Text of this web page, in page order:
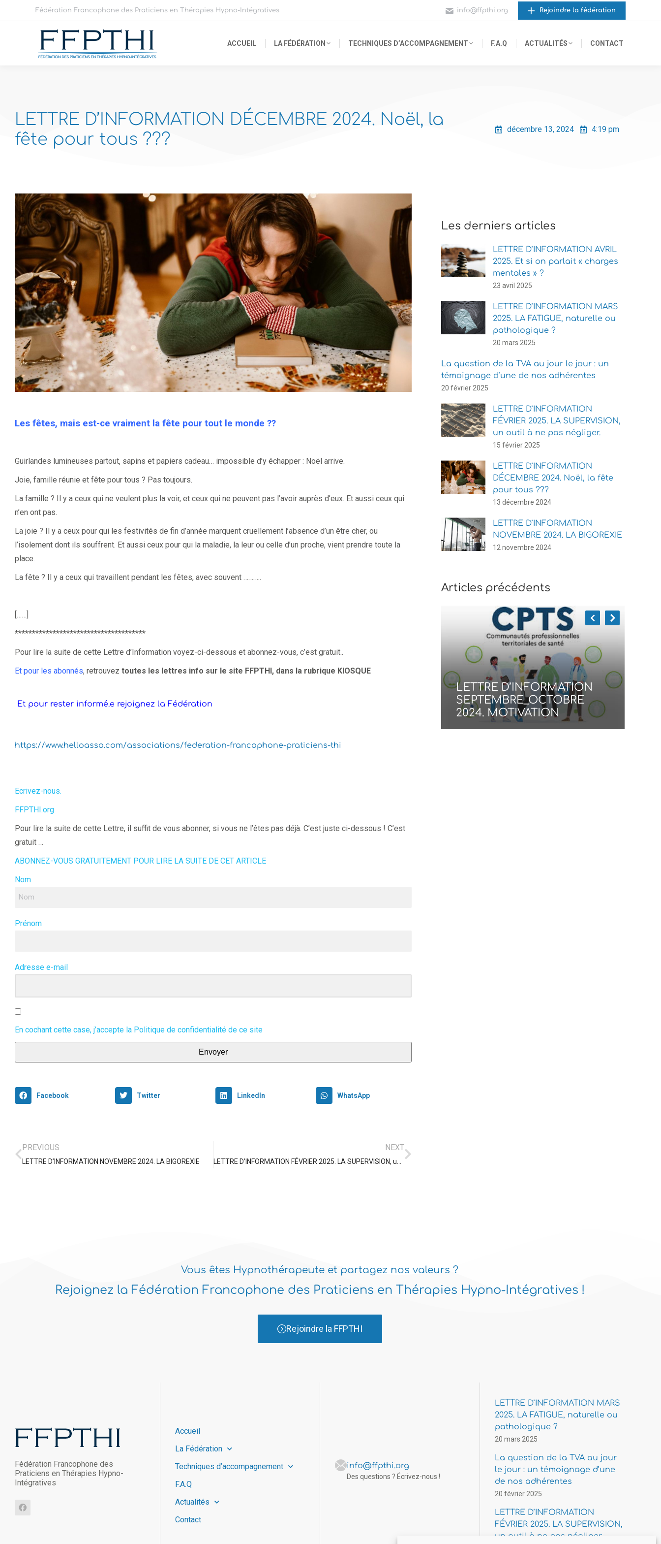
Fédération Francophone des Praticiens en Thérapies Hypno-Intégratives info@ffpthi.org Rejoindre la fédération
ACCUEIL LA FÉDÉRATION TECHNIQUES D’ACCOMPAGNEMENT F.A.Q ACTUALITÉS CONTACT
LETTRE D’INFORMATION DÉCEMBRE 2024. Noël, la
fête pour tous ???
décembre 13, 2024 4:19 pm
Les fêtes, mais est-ce vraiment la fête pour tout le monde ??
Guirlandes lumineuses partout, sapins et papiers cadeau… impossible d’y échapper : Noël arrive.
Joie, famille réunie et fête pour tous ? Pas toujours.
La famille ? Il y a ceux qui ne veulent plus la voir, et ceux qui ne peuvent pas l’avoir auprès d’eux. Et aussi ceux qui
n’en ont pas.
La joie ? Il y a ceux pour qui les festivités de fin d’année marquent cruellement l’absence d’un être cher, ou
l’isolement dont ils souffrent. Et aussi ceux pour qui la maladie, la leur ou celle d’un proche, vient prendre toute la
place.
La fête ? Il y a ceux qui travaillent pendant les fêtes, avec souvent ………..
[……]
**************************************
Pour lire la suite de cette Lettre d’Information voyez-ci-dessous et abonnez-vous, c’est gratuit..
Et pour les abonnés, retrouvez toutes les lettres info sur le site FFPTHI, dans la rubrique KIOSQUE
Et pour rester informé.e rejoignez la Fédération
https://www.helloasso.com/associations/federation-francophone-praticiens-thi
Ecrivez-nous.
FFPTHI.org
Pour lire la suite de cette Lettre, il suffit de vous abonner, si vous ne l’êtes pas déjà. C’est juste ci-dessous ! C’est
gratuit …
ABONNEZ-VOUS GRATUITEMENT POUR LIRE LA SUITE DE CET ARTICLE
Nom
Prénom
Adresse e-mail
En cochant cette case, j’accepte la Politique de confidentialité de ce site
Envoyer
Facebook Twitter LinkedIn WhatsApp
PREVIOUS
LETTRE D’INFORMATION NOVEMBRE 2024. LA BIGOREXIE
NEXT
Les derniers articles
LETTRE D’INFORMATION AVRIL
2025. Et si on parlait « charges
mentales » ?
23 avril 2025
LETTRE D’INFORMATION MARS
2025. LA FATIGUE, naturelle ou
pathologique ?
20 mars 2025
La question de la TVA au jour le jour : un
témoignage d’une de nos adhérentes
20 février 2025
LETTRE D’INFORMATION
FÉVRIER 2025. LA SUPERVISION,
un outil à ne pas négliger.
15 février 2025
LETTRE D’INFORMATION
DÉCEMBRE 2024. Noël, la fête
pour tous ???
13 décembre 2024
LETTRE D’INFORMATION
NOVEMBRE 2024. LA BIGOREXIE
12 novembre 2024
Articles précédents
FÉDÉRATION. UN KIT DE
LETTRE D’INFORMATION
SEPTEMBRE_OCTOBRE
2024. MOTIVATION
Vous êtes Hypnothérapeute et partagez nos valeurs ?
Rejoignez la Fédération Francophone des Praticiens en Thérapies Hypno-Intégratives !
Rejoindre la FFPTHI
Fédération Francophone des
Praticiens en Thérapies Hypno-
Intégratives
Accueil
La Fédération
Techniques d’accompagnement
F.A.Q
Actualités
Contact
info@ffpthi.org
Des questions ? Écrivez-nous !
LETTRE D’INFORMATION MARS
2025. LA FATIGUE, naturelle ou
pathologique ?
20 mars 2025
La question de la TVA au jour
le jour : un témoignage d’une
de nos adhérentes
20 février 2025
LETTRE D’INFORMATION
FÉVRIER 2025. LA SUPERVISION,
un outil à ne pas négliger.